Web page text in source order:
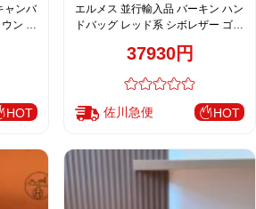
ャンバ
ン 売
HOT
エルメス 並行輸入品 バーキン ハン
ドバッグ レッド系 シボレザー ゴー
37930円
佐川急便 HOT